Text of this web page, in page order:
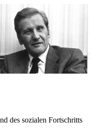
des sozialen Fortschritts